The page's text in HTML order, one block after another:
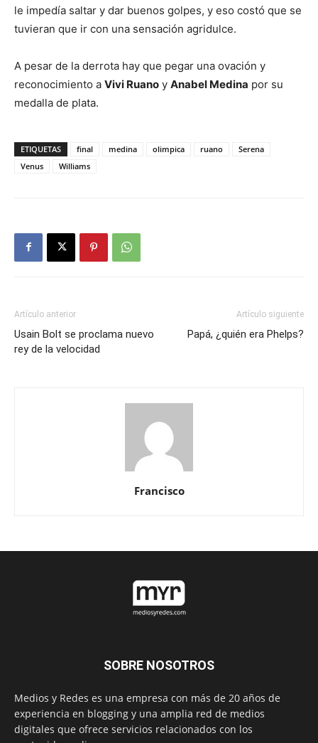
le impedía saltar y dar buenos golpes, y eso costó que se
tuvieran que ir con una sensación agridulce.
A pesar de la derrota hay que pegar una ovación y
reconocimiento a Vivi Ruano y Anabel Medina por su
medalla de plata.
ETIQUETAS final medina olimpica ruano
Serena
Venus
Williams
Artículo anterior
Usain Bolt se proclama nuevo
rey de la velocidad
Artículo siguiente
Papá, ¿quién era Phelps?
Francisco
SOBRE NOSOTROS
Medios y Redes es una empresa con más de 20 años de
experiencia en blogging y una amplia red de medios
digitales que ofrece servicios relacionados con los